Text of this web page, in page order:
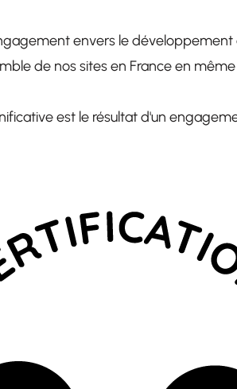
envers le développement
de nos sites en France en
est le résultat d'un